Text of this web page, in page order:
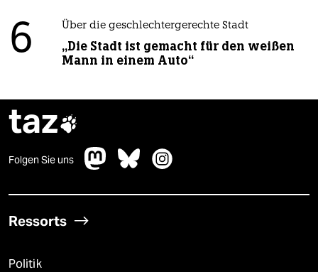
6 Über die geschlechtergerechte Stadt
„Die Stadt ist gemacht für den weißen
Mann in einem Auto“
taz
Folgen Sie uns
Ressorts
Politik